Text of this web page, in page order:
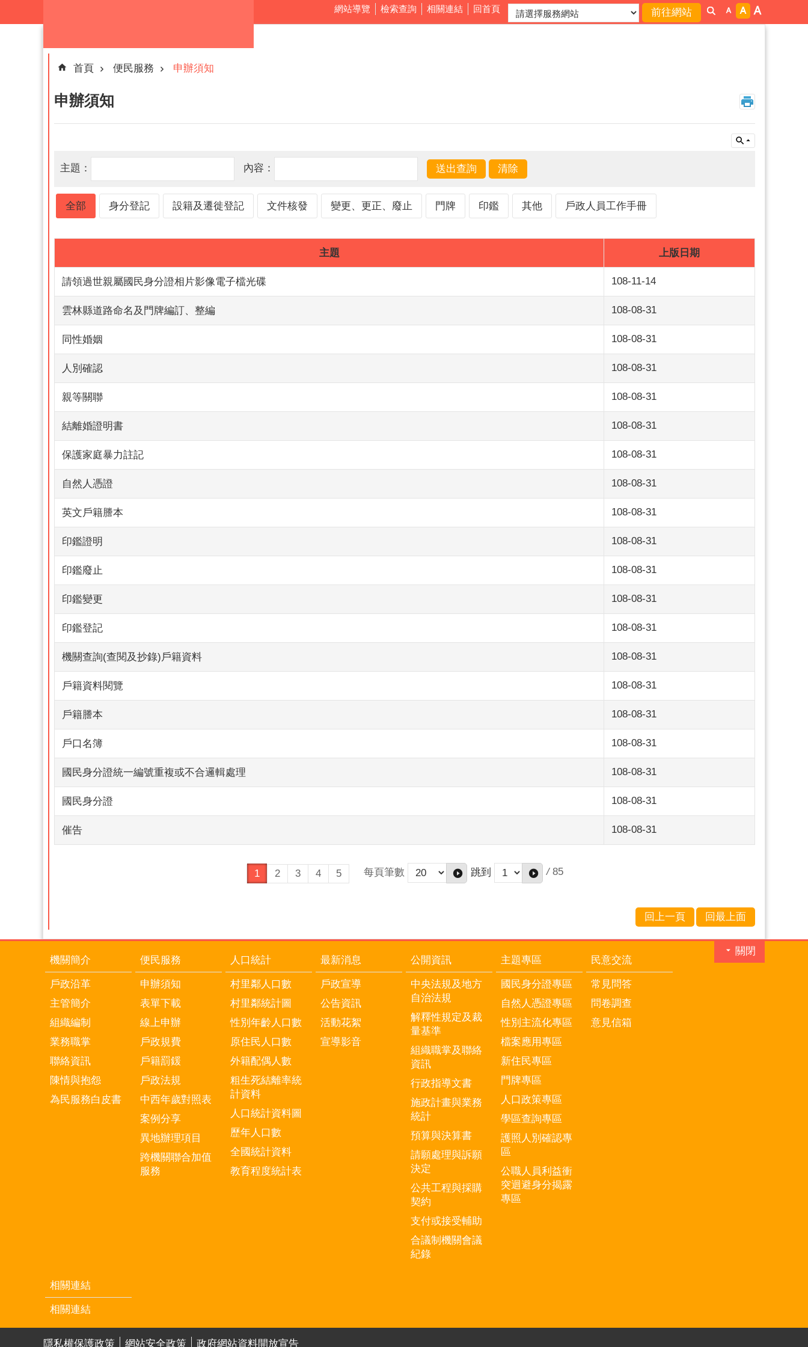
網站導覽 檢索查詢 相關連結 回首頁
首頁 便民服務 申辦須知
申辦須知
主題： 內容：
全部 身分登記 設籍及遷徙登記 文件核發 變更、更正、廢止 門牌 印鑑 其他 戶政人員工作手冊
主題 上版日期
請領過世親屬國民身分證相片影像電子檔光碟 108-11-14
雲林縣道路命名及門牌編訂、整編 108-08-31
同性婚姻 108-08-31
人別確認 108-08-31
親等關聯 108-08-31
結離婚證明書 108-08-31
保護家庭暴力註記 108-08-31
自然人憑證 108-08-31
英文戶籍謄本 108-08-31
印鑑證明 108-08-31
印鑑廢止 108-08-31
印鑑變更 108-08-31
印鑑登記 108-08-31
機關查詢(查閱及抄錄)戶籍資料 108-08-31
戶籍資料閱覽 108-08-31
戶籍謄本 108-08-31
戶口名簿 108-08-31
國民身分證統一編號重複或不合邏輯處理 108-08-31
國民身分證 108-08-31
催告 108-08-31
1 2 3 4 5 每頁筆數 跳到 / 85
回上一頁 回最上面
關閉
機關簡介
戶政沿革
主管簡介
組織編制
業務職掌
聯絡資訊
陳情與抱怨
為民服務白皮書
便民服務
申辦須知
表單下載
線上申辦
戶政規費
戶籍罰鍰
戶政法規
中西年歲對照表
案例分享
異地辦理項目
跨機關聯合加值
服務
人口統計
村里鄰人口數
村里鄰統計圖
性別年齡人口數
原住民人口數
外籍配偶人數
粗生死結離率統
計資料
人口統計資料圖
歷年人口數
全國統計資料
教育程度統計表
最新消息
戶政宣導
公告資訊
活動花絮
宣導影音
公開資訊
中央法規及地方
自治法規
解釋性規定及裁
量基準
組織職掌及聯絡
資訊
行政指導文書
施政計畫與業務
統計
預算與決算書
請願處理與訴願
決定
公共工程與採購
契約
支付或接受輔助
合議制機關會議
紀錄
主題專區
國民身分證專區
自然人憑證專區
性別主流化專區
檔案應用專區
新住民專區
門牌專區
人口政策專區
學區查詢專區
護照人別確認專
區
公職人員利益衝
突迴避身分揭露
專區
民意交流
常見問答
問卷調查
意見信箱
相關連結
相關連結
隱私權保護政策 網站安全政策 政府網站資料開放宣告